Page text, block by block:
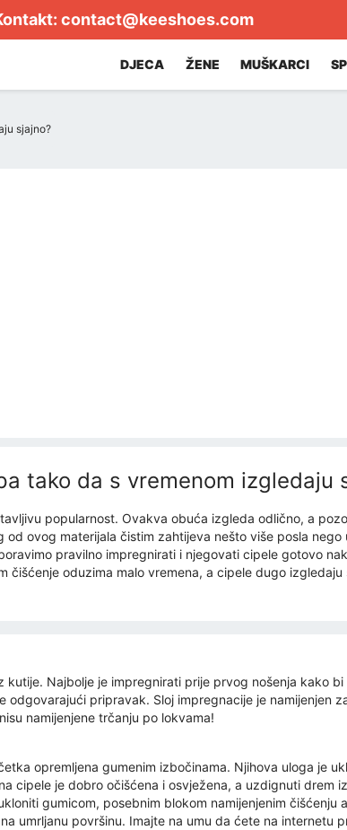
contact@keeshoes.com
DJECA ŽENE MUŠKARCI
sjajno?
tako da s vremenom izgledaju
popularnost. Ovakva obuća izgleda odlično, a
ovog materijala čistim zahtijeva nešto više posla nego
pravilno impregnirati i njegovati cipele gotovo
oduzima malo vremena, a cipele dugo izgledaju
Najbolje je impregnirati prije prvog nošenja kako
pripravak. Sloj impregnacije je namijenjen
namijenjene trčanju po lokvama!
opremljena gumenim izbočinama. Njihova uloga je
cipele je dobro očišćena i osvježena, a uzdignuti drem
gumicom, posebnim blokom namijenjenim čišćenju
umrljanu površinu. Imajte na umu da ćete na internetu